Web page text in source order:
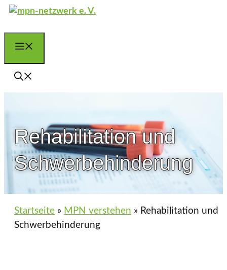
Zum
Rehabilitation und
Schwer­behinderung
Startseite » MPN verstehen » Rehabilitation und
Schwer­behinderung